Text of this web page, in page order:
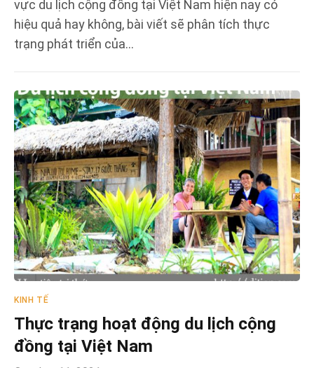
vực du lịch cộng đồng tại Việt Nam hiện nay có
hiệu quả hay không, bài viết sẽ phân tích thực
trạng phát triển của…
KINH TẾ
Thực trạng hoạt động du lịch cộng
đồng tại Việt Nam